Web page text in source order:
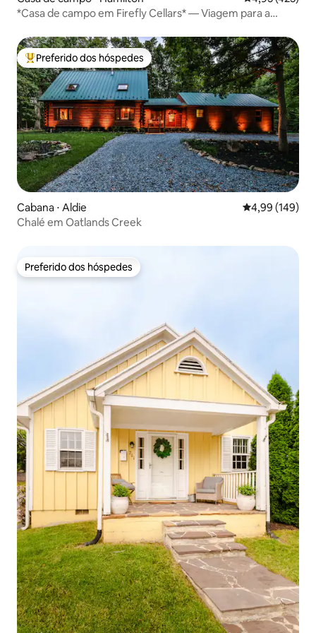
*Casa de campo em Firefly Cellars* — Viagem para a
Entre os melhores preferidos dos hóspedes
Preferido dos hóspedes
Cabana ⋅ Aldie 4,99 de uma
4,99 (149)
Chalé em Oatlands Creek
Preferido dos hóspedes
Preferido dos hóspedes